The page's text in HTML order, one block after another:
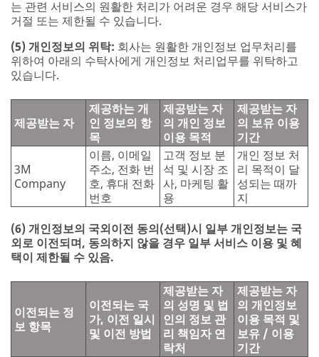
는 관련 서비스의 원활한 처리가 어려운 경우 해당 서비스가
거절 또는 제한될 수 있습니다.
(5) 개인정보의 위탁: 회사는 원활한 개인정보 업무처리를
위하여 아래의 수탁사에게 개인정보 처리업무를 위탁하고
있습니다.
제공받는 자
제공하는 개
인 정보의 항
목
제공받는 자
의 개인 정보
이용 목적
제공받는 자
의 보유 이용
기간
3M
Company
이름, 이메일
주소, 전화 번
호, 휴대 전화
번호
고객 정보 분
석 및 시장 조
사, 마케팅 활
용
개인 정보 처
리 목적이 달
성되는 때까
지
(6) 개인정보의 국외이전 동의(선택)시 일부 개인정보는 국
외로 이전되며, 동의하지 않을 경우 일부 서비스 이용 및 혜
택이 제한될 수 있음.
이전되는 정
보 항목
이전되는 국
가, 이전 일시
및 이전 방법
제공받는 자
의 성명 및 법
인의 정보 관
리 책임자 연
락처
제공받는 자
의 개인정보
이용 목적 및
보유 / 이용
기간